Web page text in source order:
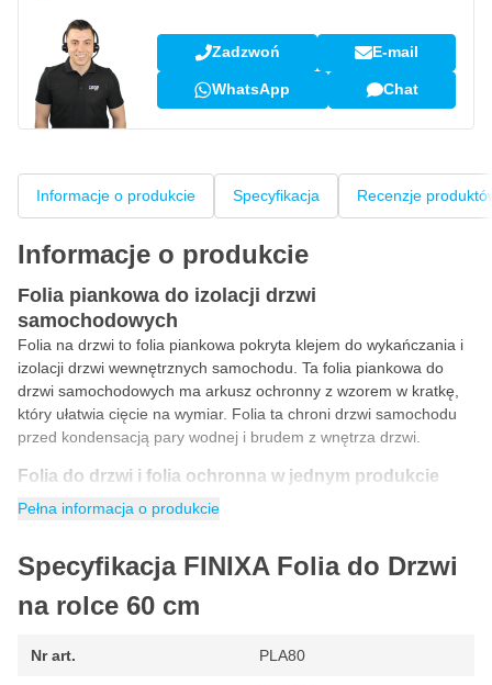
Zadzwoń E-mail
WhatsApp Chat
Informacje o produkcie Specyfikacja Recenzje
Informacje o produkcie
Folia piankowa do izolacji drzwi
samochodowych
Folia na drzwi to folia piankowa pokryta klejem do wykańczania i
izolacji drzwi wewnętrznych samochodu. Ta folia piankowa do
drzwi samochodowych ma arkusz ochronny z wzorem w kratkę,
który ułatwia cięcie na wymiar. Folia ta chroni drzwi samochodu
przed kondensacją pary wodnej i brudem z wnętrza drzwi.
Folia do drzwi i folia ochronna w jednym produkcie
samochodowych, podobnie jak oryginał. Ta wielofunkcyjna folia
polipropylenową PP i jest pokryta półlepkim klejem akrylowym,
ochrony (świeżo pomalowanych) części przed uszkodzeniem.
Chroni tapicerkę drzwi przed kondensacją i brudem
Pełna informacja o produkcie
Specyfikacja FINIXA Folia do Drzwi
na rolce 60 cm
Nr art. PLA80